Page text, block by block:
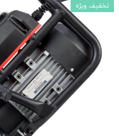
تخفیف ویژه